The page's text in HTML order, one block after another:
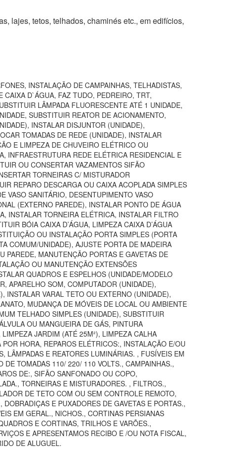
lajes, tetos, telhados, chaminés etc., em edifícios,
INSTALAÇÃO DE CAMPAINHAS, TELHADISTAS,
D`ÁGUA, FAZ TUDO, PEDREIRO, TRT,
LÂMPADA FLUORESCENTE ATÉ 1 UNIDADE,
SUBSTITUIR REATOR DE ACIONAMENTO,
INSTALAR DISJUNTOR (UNIDADE),
TOMADAS DE REDE (UNIDADE), INSTALAR
E LIMPEZA DE CHUVEIRO ELÉTRICO OU
INFRAESTRUTURA REDE ELÉTRICA RESIDENCIAL E
OU CONSERTAR VAZAMENTOS SIFÃO
TORNEIRAS C/ MISTURADOR
REPARO DESCARGA OU CAIXA ACOPLADA SIMPLES
VASO SANITÁRIO, DESENTUPIMENTO VASO
(EXTERNO PAREDE), INSTALAR PONTO DE ÁGUA
INSTALAR TORNEIRA ELÉTRICA, INSTALAR FILTRO
BÓIA CAIXA D’ÁGUA, LIMPEZA CAIXA D’ÁGUA
OU INSTALAÇÃO PORTA SIMPLES (PORTA
COMUM/UNIDADE), AJUSTE PORTA DE MADEIRA
MANUTENÇÃO PORTAS E GAVETAS DE
OU MANUTENÇÃO EXTENSÕES
QUADROS E ESPELHOS (UNIDADE/MODELO
APARELHO SOM, COMPUTADOR (UNIDADE),
INSTALAR VARAL TETO OU EXTERNO (UNIDADE),
MUDANÇA DE MÓVEIS DE LOCAL OU AMBIENTE
TELHADO SIMPLES (UNIDADE), SUBSTITUIR
OU MANGUEIRA DE GÁS, PINTURA
JARDIM (ATÉ 25M²), LIMPEZA CALHA
HORA, REPAROS ELÉTRICOS:, INSTALAÇÃO E/OU
LÂMPADAS E REATORES LUMINÁRIAS. , FUSÍVEIS EM
TOMADAS 110/ 220/ 110 VOLTS., CAMPAINHAS.,
DE:, SIFÃO SANFONADO OU COPO,
TORNEIRAS E MISTURADORES. , FILTROS.,
DE TETO COM OU SEM CONTROLE REMOTO,
E PUXADORES DE GAVETAS E PORTAS.,
EM GERAL., NICHOS., CORTINAS PERSIANAS
E CORTINAS, TRILHOS E VARÕES.,
E APRESENTAMOS RECIBO E /OU NOTA FISCAL,
DE ALUGUEL.